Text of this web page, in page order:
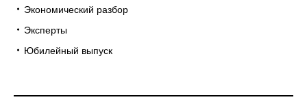
Экономический разбор
Эксперты
Юбилейный выпуск